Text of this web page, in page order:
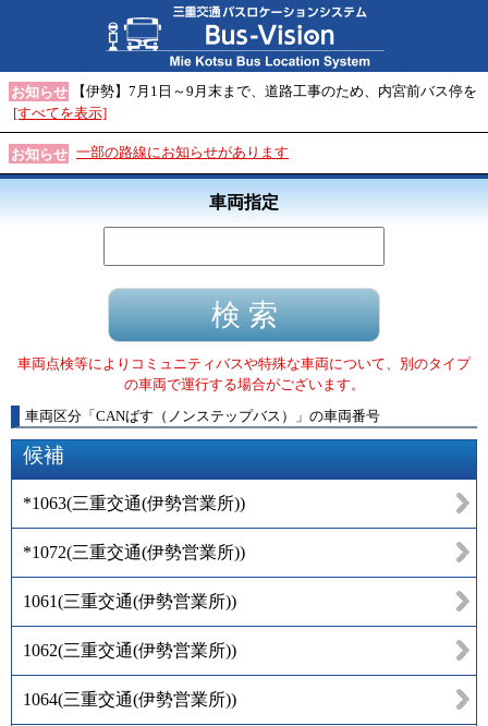
お知らせ
【伊勢】7月1日～9月末まで、道路工事のため、内宮前バス停を
[すべてを表示]
お知らせ 一部の路線にお知らせがあります
車両指定
車両点検等によりコミュニティバスや特殊な車両について、別のタイプ
の車両で運行する場合がございます。
車両区分 「 CANばす（ノンステップバス） 」 の車両番号
候補
*1063(三重交通(伊勢営業所))
*1072(三重交通(伊勢営業所))
1061(三重交通(伊勢営業所))
1062(三重交通(伊勢営業所))
1064(三重交通(伊勢営業所))